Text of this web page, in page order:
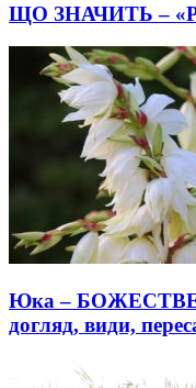
ЩО ЗНАЧИТЬ –
Юка –
догляд, види,